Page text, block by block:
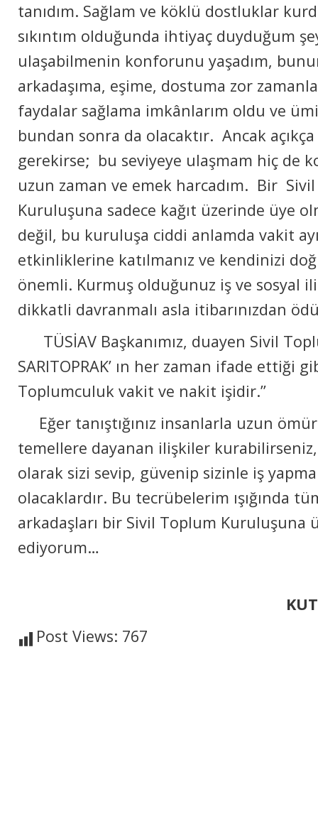
tanıdım. Sağlam ve köklü dostluklar
sıkıntım olduğunda ihtiyaç duyduğum
ulaşabilmenin konforunu yaşadım,
arkadaşıma, eşime, dostuma zor
faydalar sağlama imkânlarım oldu ve
bundan sonra da olacaktır. Ancak
gerekirse; bu seviyeye ulaşmam hiç de
uzun zaman ve emek harcadım. Bir
Kuruluşuna sadece kağıt üzerinde üye
değil, bu kuruluşa ciddi anlamda vakit
etkinliklerine katılmanız ve kendinizi
önemli. Kurmuş olduğunuz iş ve sosyal
dikkatli davranmalı asla itibarınızdan
TÜSİAV Başkanımız, duayen Sivil
SARITOPRAK’ ın her zaman ifade ettiği
Toplumculuk vakit ve nakit işidir.’’
Eğer tanıştığınız insanlarla uzun
temellere dayanan ilişkiler
olarak sizi sevip, güvenip sizinle iş
olacaklardır. Bu tecrübelerim ışığında
arkadaşları bir Sivil Toplum Kuruluşuna
ediyorum…
KUTLU
Post Views: 767